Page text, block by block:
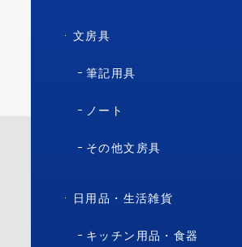
文房具
筆記用具
ノート
その他文房具
日用品・生活雑貨
キッチン用品・食器